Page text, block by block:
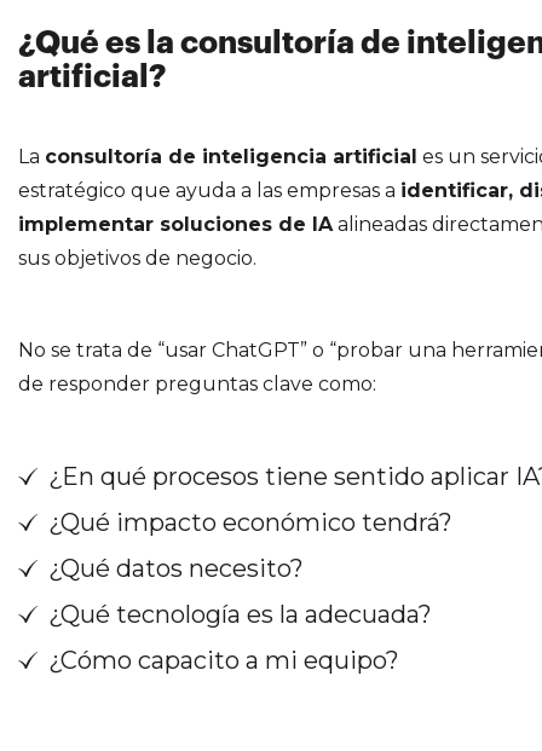
¿Qué es la consultoría de
artificial?
La consultoría de inteligencia artificial es un
estratégico que ayuda a las empresas a identificar,
implementar soluciones de IAalineadas
sus objetivos de negocio.
No se trata de “usar ChatGPT” o “probar una
de responder preguntas clave como:
¿En qué procesos tiene sentido aplicar
¿Qué impacto económico tendrá?
¿Qué datos necesito?
¿Qué tecnología es la adecuada?
¿Cómo capacito a mi equipo?